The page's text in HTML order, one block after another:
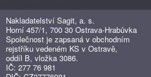
Nakladatelství Sagit, a. s.
Horní 457/1, 700 30 Ostrava-Hrabůvka
Společnost je zapsaná v obchodním
rejstříku vedeném KS v Ostravě,
oddíl B, vložka 3086.
IČ: 277 76 981